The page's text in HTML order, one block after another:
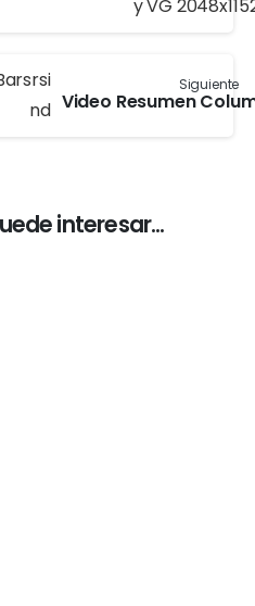
Siguiente
interesar...